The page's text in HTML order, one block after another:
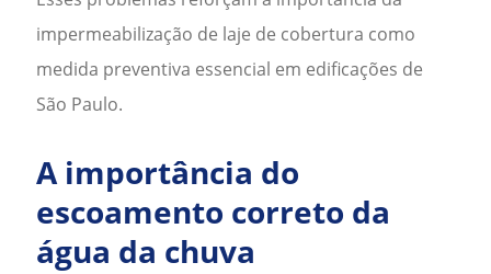
impermeabilização de laje de cobertura como
medida preventiva essencial em edificações de
São Paulo.
A importância do
escoamento correto da
água da chuva